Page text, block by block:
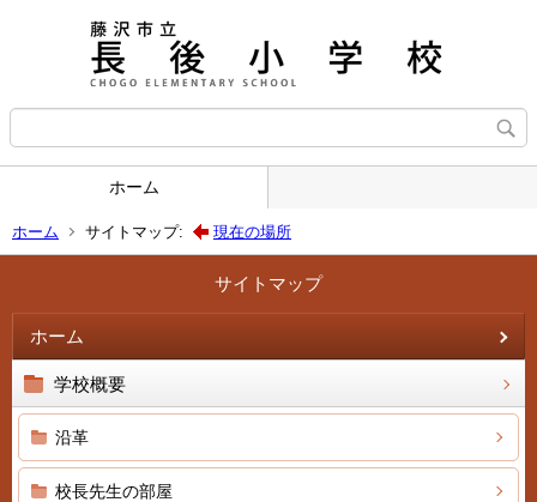
ホーム
ホーム サイトマップ: 現在の場所
サイトマップ
ホーム
学校概要
沿革
校長先生の部屋